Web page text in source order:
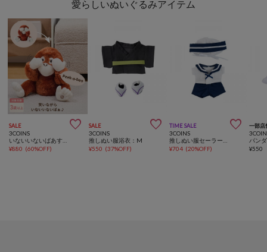
愛らしいぬいぐるみアイテム
SALE 
3COINS
¥880 (60%OFF)
SALE 
3COINS
推しぬい服浴衣：M
¥550 (37%OFF)
TIME SALE 
3COINS
¥704 (20%OFF)
一部店
パン
¥550